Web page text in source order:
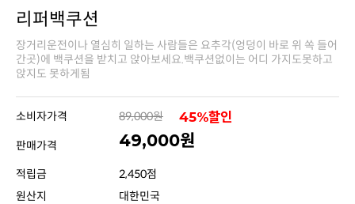
리퍼백쿠션
앉지도 못하게됨
소비자가격 89,000원 45%할인
판매가격 49,000원
적립금
2,450점
원산지
대한민국